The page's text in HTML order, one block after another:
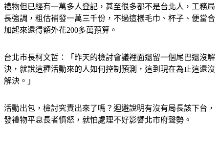
禮物但已經有一萬多人登記，甚至很多都不是台北人，工務局
長強調，粗估補發一萬三千份，不過這樣毛巾、杯子、便當合
加起來還得額外花200多萬預算。
台北市長柯文哲：「昨天的檢討會議裡面還留一個尾巴還沒解
決，就說這種活動來的人如何控制預測，這到現在為止這還沒
解決。」
活動出包，檢討究責出來了嗎？迴避說明有沒有局長該下台，
發禮物平息長者憤怒，就怕處理不好影響北市府聲勢。